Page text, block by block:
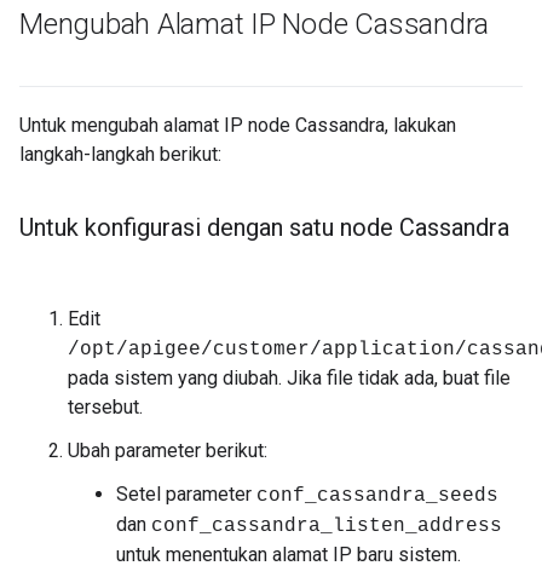
Mengubah Alamat IP Node Cassandra
Untuk mengubah alamat IP node Cassandra, lakukan
langkah-langkah berikut:
Untuk konfigurasi dengan satu node Cassandra
Edit
/opt/apigee/customer/application/
pada sistem yang diubah. Jika file tidak ada, buat file
tersebut.
Ubah parameter berikut:
Setel parameter conf_cassandra_seeds
dan conf_cassandra_listen_address
untuk menentukan alamat IP baru sistem.